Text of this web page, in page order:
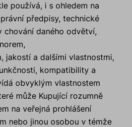
používá, i s ohledem na
předpisy, technické
chování daného odvětví,
a dalšími vlastnostmi,
kompatibility a
obvyklým vlastnostem
může Kupující rozumně
na veřejná prohlášení
nebo jinou osobou v témže